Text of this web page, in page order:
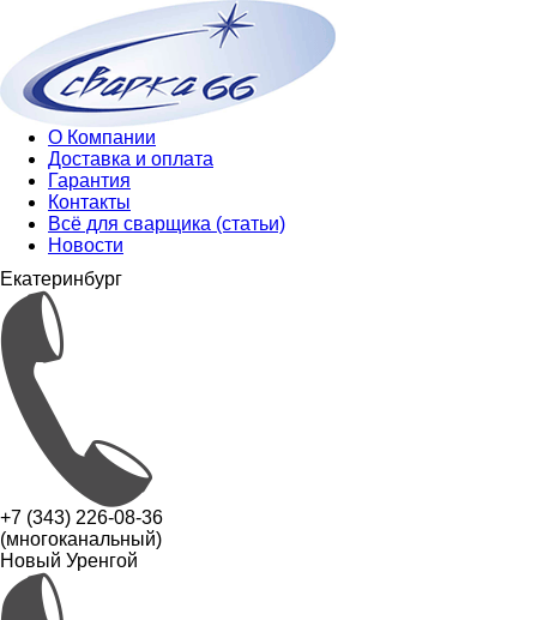
О Компании
Доставка и оплата
Гарантия
Контакты
Всё для сварщика (статьи)
Новости
Екатеринбург
+7 (343) 226-08-36
(многоканальный)
Новый Уренгой